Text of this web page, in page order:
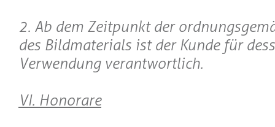
2. Ab dem Zeitpunkt der
des Bildmaterials ist der Kunde für
Verwendung verantwortlich.
VI. Honorare